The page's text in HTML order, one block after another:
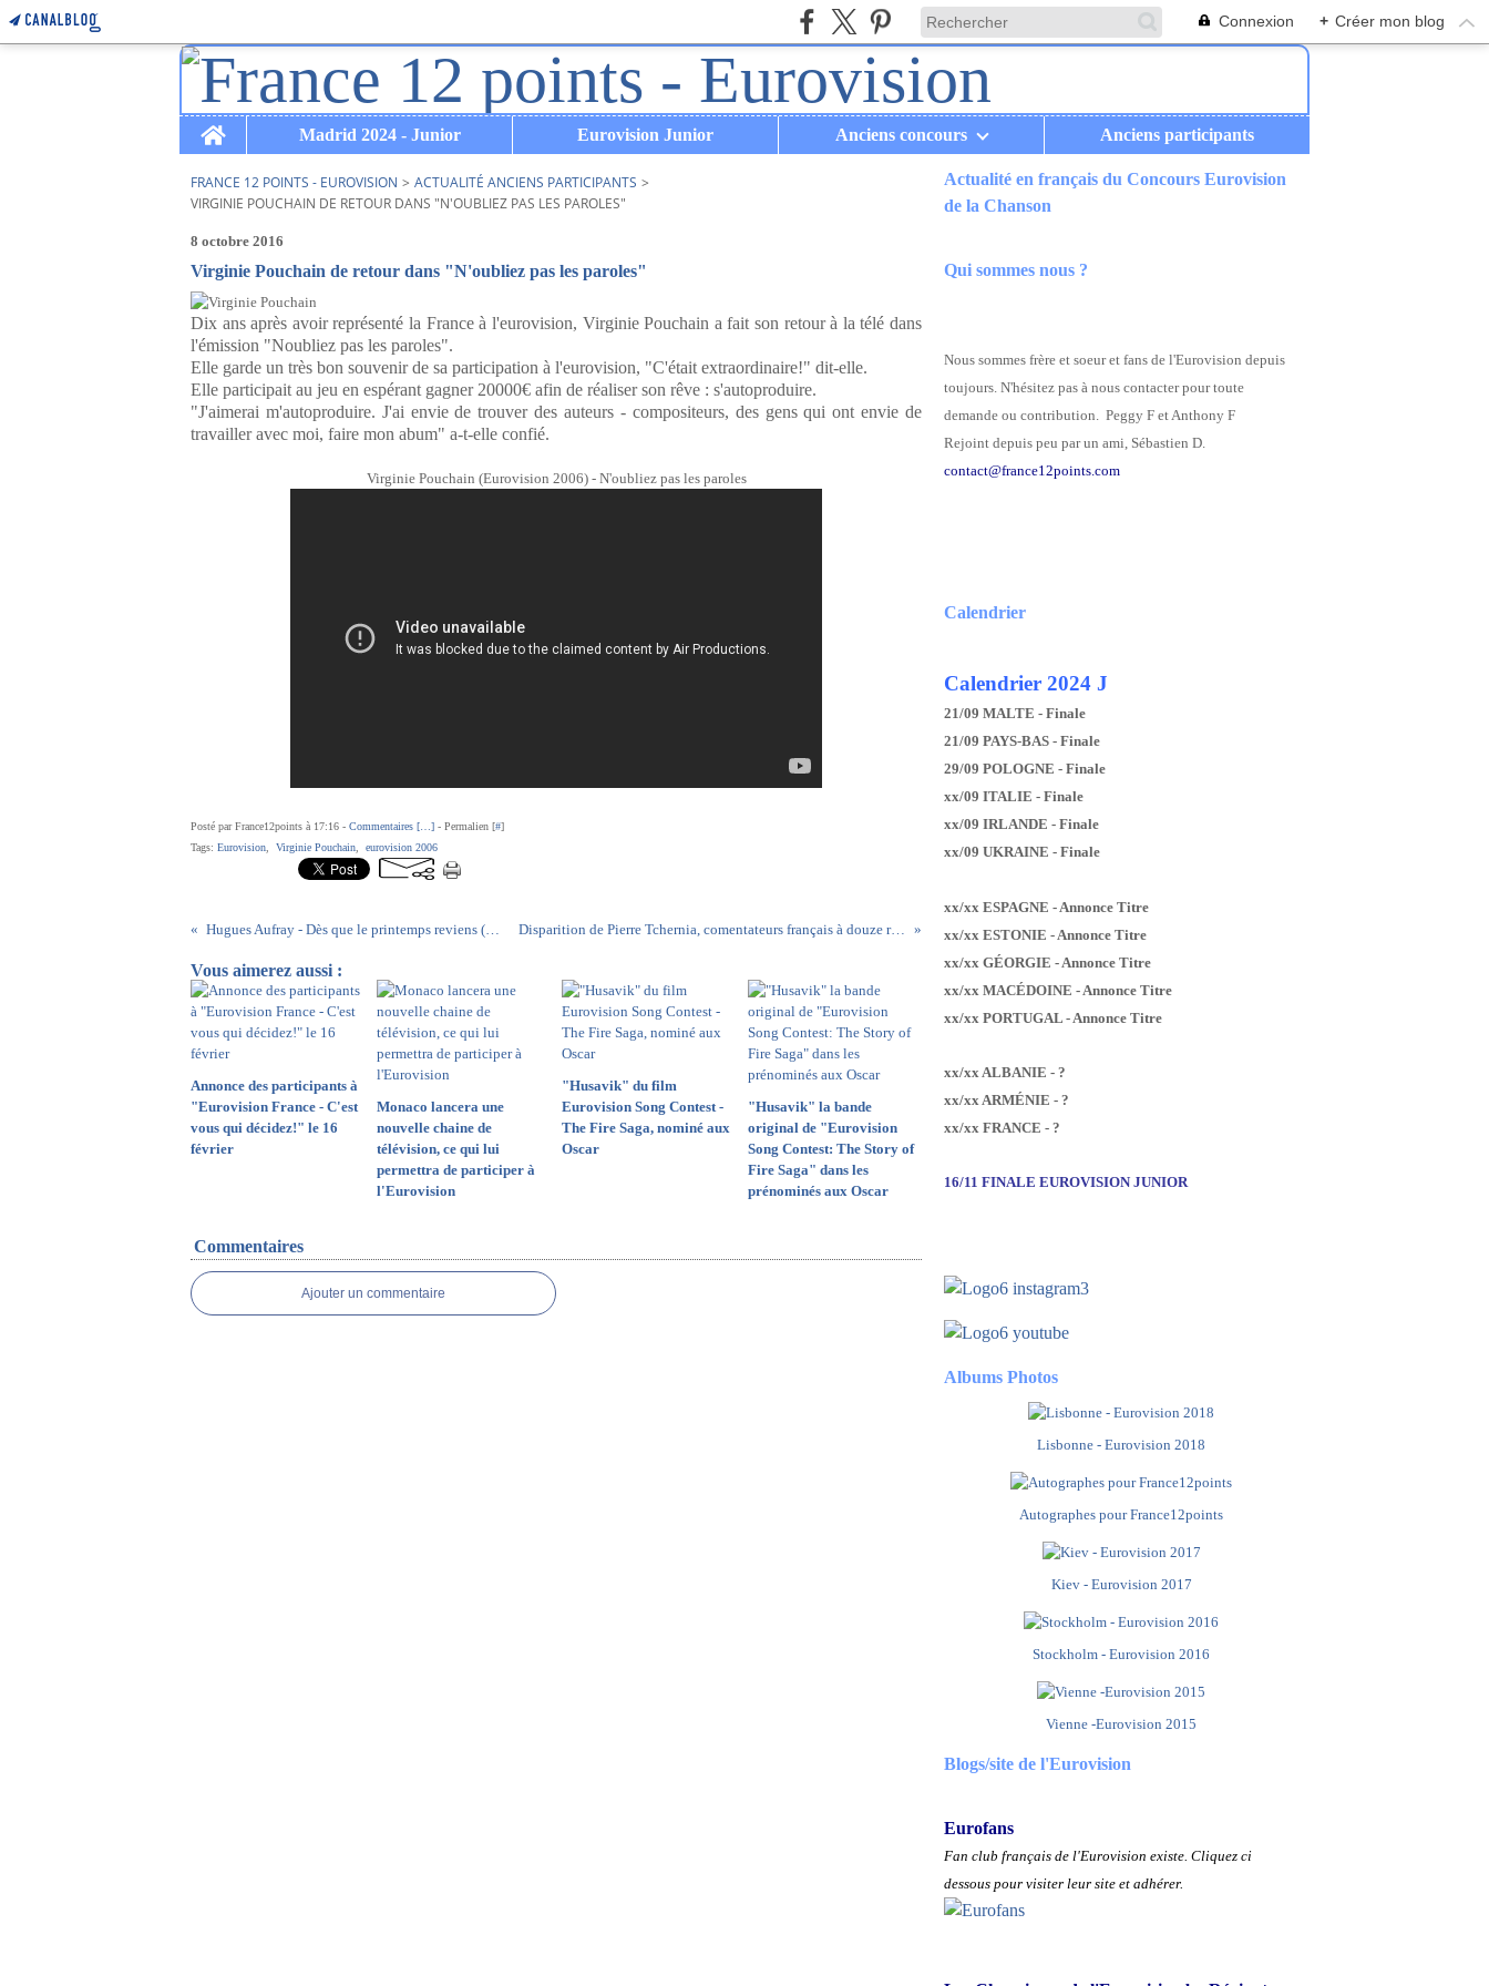
Connexion + Créer mon blog
Home
Madrid 2024 - Junior Eurovision Junior Anciens concours Anciens participants
FRANCE 12 POINTS - EUROVISION > ACTUALITÉ ANCIENS PARTICIPANTS >
VIRGINIE POUCHAIN DE RETOUR DANS "N'OUBLIEZ PAS LES PAROLES"
8 octobre 2016
Virginie Pouchain de retour dans "N'oubliez pas les paroles"
Dix ans après avoir représenté la France à l'eurovision, Virginie Pouchain a fait son retour à la télé dans
l'émission "Noubliez pas les paroles".
Elle garde un très bon souvenir de sa participation à l'eurovision, "C'était extraordinaire!" dit-elle.
Elle participait au jeu en espérant gagner 20000€ afin de réaliser son rêve : s'autoproduire.
"J'aimerai m'autoproduire. J'ai envie de trouver des auteurs - compositeurs, des gens qui ont envie de
travailler avec moi, faire mon abum" a-t-elle confié.
Virginie Pouchain (Eurovision 2006) - N'oubliez pas les paroles
Posté par France12points à 17:16 - Commentaires [ ] - Permalien [#]
Tags: Eurovision Virginie Pouchain eurovision 2006
Hugues Aufray - Dès que le printemps reviens (vidéo) Disparition de Pierre Tchernia, comentateurs français à douze reprises
Vous aimerez aussi :
Annonce des participants à
"Eurovision France - C'est
vous qui décidez!" le 16
février
Monaco lancera une
nouvelle chaine de
télévision, ce qui lui
permettra de participer à
l'Eurovision
"Husavik" du film
Eurovision Song Contest -
The Fire Saga, nominé aux
Oscar
"Husavik" la bande
original de "Eurovision
Song Contest: The Story of
Fire Saga" dans les
prénominés aux Oscar
Commentaires
Ajouter un commentaire
Actualité en français du Concours Eurovision
de la Chanson
Qui sommes nous ?
Nous sommes frère et soeur et fans de l'Eurovision depuis
toujours. N'hésitez pas à nous contacter pour toute
demande ou contribution. Peggy F et Anthony F
Rejoint depuis peu par un ami, Sébastien D.
contact@france12points.com
Calendrier
Calendrier 2024 J
21/09 MALTE - Finale
21/09 PAYS-BAS - Finale
29/09 POLOGNE - Finale
xx/09 ITALIE - Finale
xx/09 IRLANDE - Finale
xx/09 UKRAINE - Finale
xx/xx ESPAGNE - Annonce Titre
xx/xx ESTONIE - Annonce Titre
xx/xx GÉORGIE - Annonce Titre
xx/xx MACÉDOINE - Annonce Titre
xx/xx PORTUGAL - Annonce Titre
xx/xx ALBANIE - ?
xx/xx ARMÉNIE - ?
xx/xx FRANCE - ?
16/11 FINALE EUROVISION JUNIOR
Albums Photos
Lisbonne - Eurovision 2018
Autographes pour France12points
Kiev - Eurovision 2017
Stockholm - Eurovision 2016
Vienne -Eurovision 2015
Blogs/site de l'Eurovision
Eurofans
Fan club français de l'Eurovision existe. Cliquez ci
dessous pour visiter leur site et adhérer.